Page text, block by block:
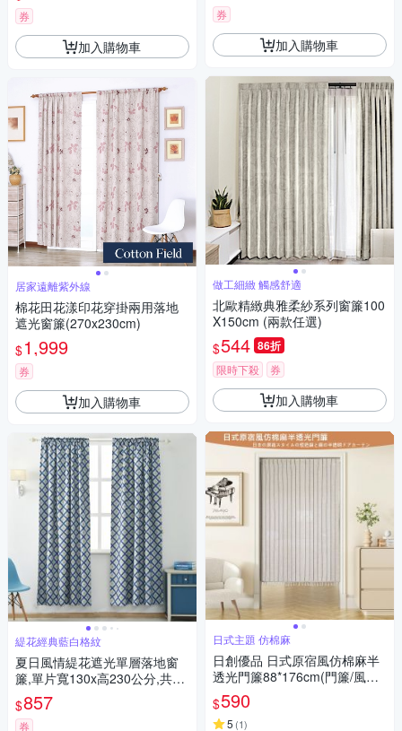
券
加入購物車
居家遠離紫外線
棉花田花漾印花穿掛兩用落地
遮光窗簾(270x230cm)
$1,999
券
加入購物車
緹花經典藍白格紋
夏日風情緹花遮光單層落地窗
簾,單片寬130x高230公分,共兩
2片
$857
券
券
加入購物車
做工細緻 觸感舒適
北歐精緻典雅柔紗系列窗簾100
X150cm (兩款任選)
$544 86折
限時下殺 券
加入購物車
日式主題 仿棉麻
日創優品 日式原宿風仿棉麻半
透光門簾88*176cm(門簾/風水
簾/窗簾/窗紗/長門簾/隔簾)
$590
5 (1)